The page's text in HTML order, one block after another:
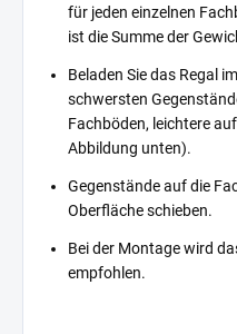
für jeden einzelnen
ist die Summe der
Beladen Sie das Regal
schwersten
Fachböden, leichtere
Abbildung unten).
Gegenstände auf die
Oberfläche schieben.
Bei der Montage wird
empfohlen.